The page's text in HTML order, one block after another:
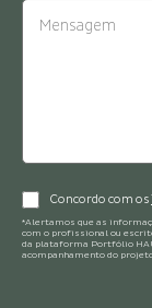
Concordo com os
*Alertamos que as
com o profissional ou
da plataforma Portfólio
acompanhamento do